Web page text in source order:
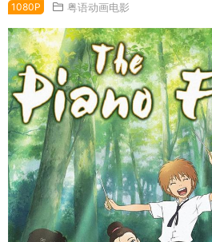
1080P 粤语动画电影